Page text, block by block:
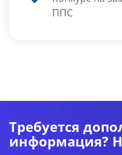
ППС
Требуется
информация?